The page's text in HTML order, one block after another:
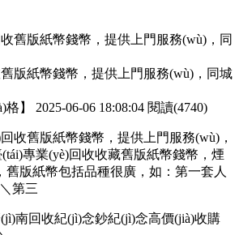
版紙幣錢幣，提供上門服務(wù)，同城
格 】 2025-06-06 18:08:04 閱讀(4740)
舊版紙幣錢幣，提供上門服務(wù)，
專業(yè)回收收藏舊版紙幣錢幣，煙
舊版紙幣包括品種很廣，如：第一套人
第三